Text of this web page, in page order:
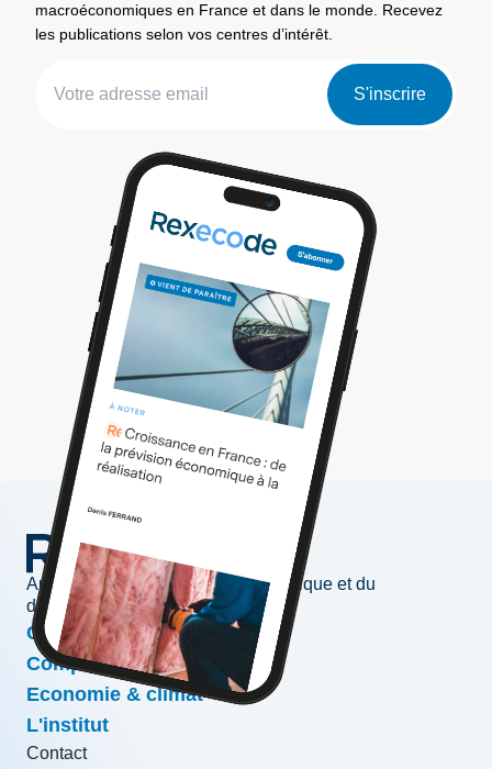
macroéconomiques en France et dans le monde. Recevez
les publications selon vos centres d’intérêt.
S'inscrire
Au service de l'information économique et du
développement des entreprises
Conjoncture & prévisions
Compétitivité & croissance
Economie & climat
L'institut
Contact